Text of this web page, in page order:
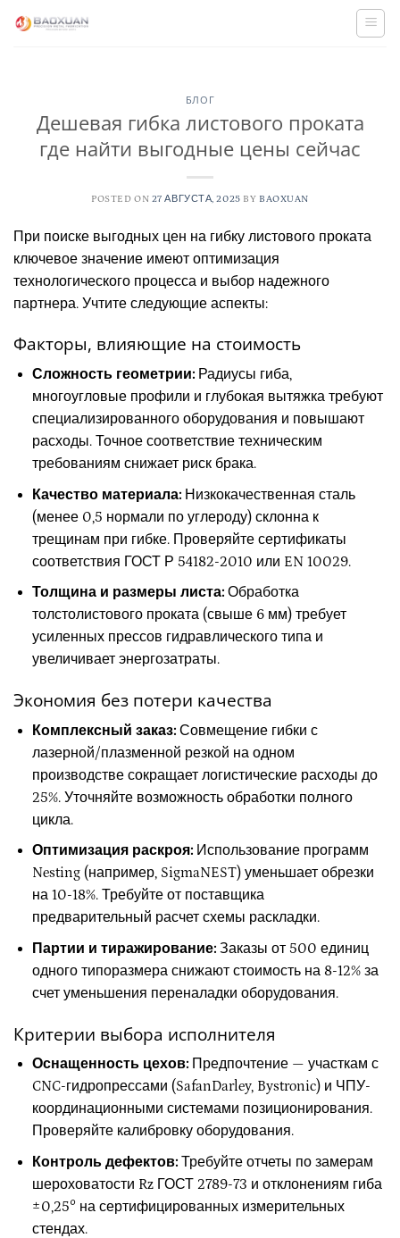
БЛОГ
Дешевая гибка листового проката
где найти выгодные цены сейчас
POSTED ON 27 АВГУСТА, 2025 BY BAOXUAN
При поиске выгодных цен на гибку листового проката
ключевое значение имеют оптимизация
технологического процесса и выбор надежного
партнера. Учтите следующие аспекты:
Факторы, влияющие на стоимость
Сложность геометрии:Радиусы гиба,
многоугловые профили и глубокая вытяжка требуют
специализированного оборудования и повышают
расходы. Точное соответствие техническим
требованиям снижает риск брака.
Качество материала:Низкокачественная сталь
(менее 0,5 нормали по углероду) склонна к
трещинам при гибке. Проверяйте сертификаты
соответствия ГОСТ Р 54182-2010 или EN 10029.
Толщина и размеры листа:Обработка
толстолистового проката (свыше 6 мм) требует
усиленных прессов гидравлического типа и
увеличивает энергозатраты.
Экономия без потери качества
Комплексный заказ:Совмещение гибки с
лазерной/плазменной резкой на одном
производстве сокращает логистические расходы до
25%. Уточняйте возможность обработки полного
цикла.
Оптимизация раскроя:Использование программ
Nesting (например, SigmaNEST) уменьшает обрезки
на 10-18%. Требуйте от поставщика
предварительный расчет схемы раскладки.
Партии и тиражирование:Заказы от 500 единиц
одного типоразмера снижают стоимость на 8-12% за
счет уменьшения переналадки оборудования.
Критерии выбора исполнителя
Оснащенность цехов:Предпочтение — участкам с
CNC-гидропрессами (SafanDarley, Bystronic) и ЧПУ-
координационными системами позиционирования.
Проверяйте калибровку оборудования.
Контроль дефектов:Требуйте отчеты по замерам
шероховатости Rz ГОСТ 2789-73 и отклонениям гиба
±0,25° на сертифицированных измерительных
стендах.